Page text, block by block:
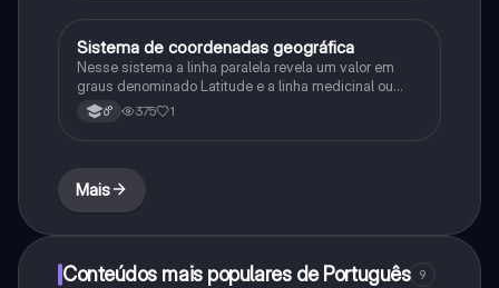
Geografia
Sistema de coordenadas geográfica
Nesse sistema a linha paralela revela um valor em
graus denominado Latitude e a linha medicinal ou
outro valor em grau denominado Longitude
6° 375 1
Mais
Conteúdos mais populares de Português 9